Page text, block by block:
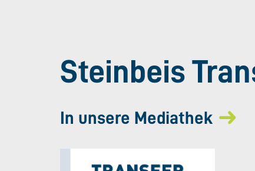
Steinbeis
In unsere Mediathek